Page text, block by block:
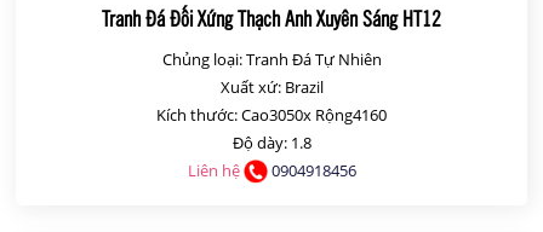
Tranh Đá Đối Xứng Thạch Anh Xuyên Sáng HT12
Chủng loại: Tranh Đá Tự Nhiên
Xuất xứ: Brazil
Kích thước: Cao3050x Rộng4160
Độ dày: 1.8
Liên hệ
0904918456